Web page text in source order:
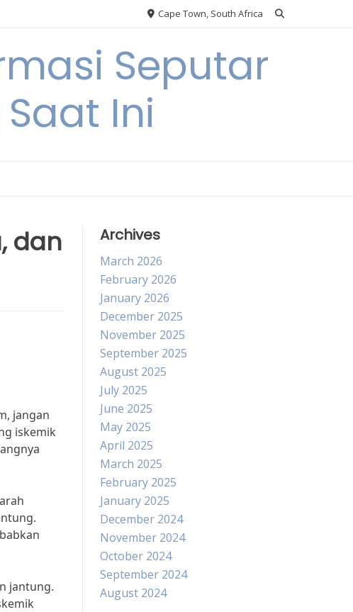
Cape Town, South Africa
Seputar
Ini
dan
jangan
iskemik
jantung.
Archives
March 2026
February 2026
January 2026
December 2025
November 2025
September 2025
August 2025
July 2025
June 2025
May 2025
April 2025
March 2025
February 2025
January 2025
December 2024
November 2024
October 2024
September 2024
August 2024